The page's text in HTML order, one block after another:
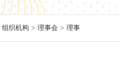
组织机构 > 理事会 > 理事